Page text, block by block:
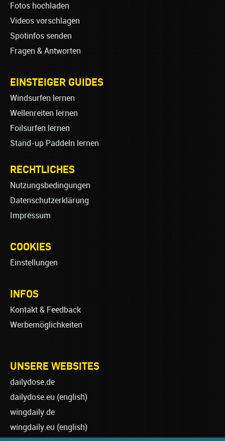
Fotos hochladen
Videos vorschlagen
Spotinfos senden
Fragen & Antworten
EINSTEIGER GUIDES
Windsurfen lernen
Wellenreiten lernen
Foilsurfen lernen
Stand-up Paddeln lernen
RECHTLICHES
Nutzungsbedingungen
Datenschutzerklärung
Impressum
COOKIES
Einstellungen
INFOS
Kontakt & Feedback
Werbemöglichkeiten
UNSERE WEBSITES
dailydose.de
dailydose.eu (english)
wingdaily.de
wingdaily.eu (english)